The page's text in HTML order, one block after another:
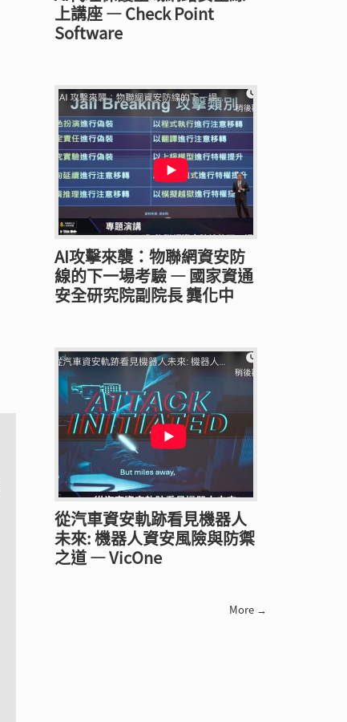
上講座 — Check Point
Software
AI攻擊來襲：物聯網資安防
線的下一場考驗 — 國家資通
安全研究院副院長 龔化中
從汽車資安軌跡看見機器人
未來: 機器人資安風險與防禦
之道 — VicOne
More →